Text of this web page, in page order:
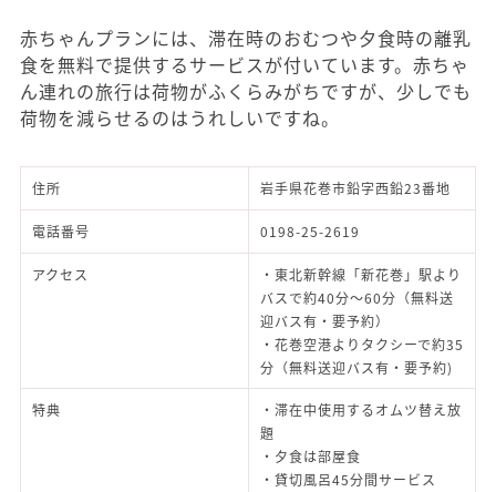
赤ちゃんプランには、滞在時のおむつや夕食時の離乳
食を無料で提供するサービスが付いています。赤ちゃ
ん連れの旅行は荷物がふくらみがちですが、少しでも
荷物を減らせるのはうれしいですね。
住所 岩手県花巻市鉛字西鉛23番地
電話番号 0198-25-2619
アクセス
・東北新幹線「新花巻」駅より
バスで約40分～60分（無料送
迎バス有・要予約）
・花巻空港よりタクシーで約35
分（無料送迎バス有・要予約)
特典
・滞在中使用するオムツ替え放
題
・夕食は部屋食
・貸切風呂45分間サービス